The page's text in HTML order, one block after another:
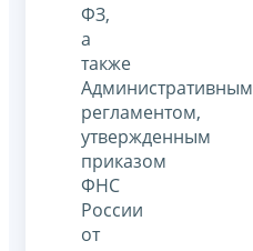
ФЗ,
а
также
Административным
регламентом,
утвержденным
приказом
ФНС
России
от